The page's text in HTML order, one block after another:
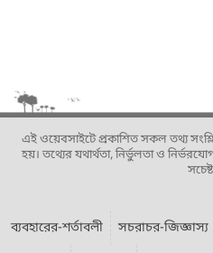
এই ওয়েবসাইটে প্রকাশিত সকল তথ্য
হয়। তথ্যের যথার্থতা, নির্ভুলতা ও
ব্যবহারের-শর্তাবলী সচরাচর-জিজ্ঞাস্য